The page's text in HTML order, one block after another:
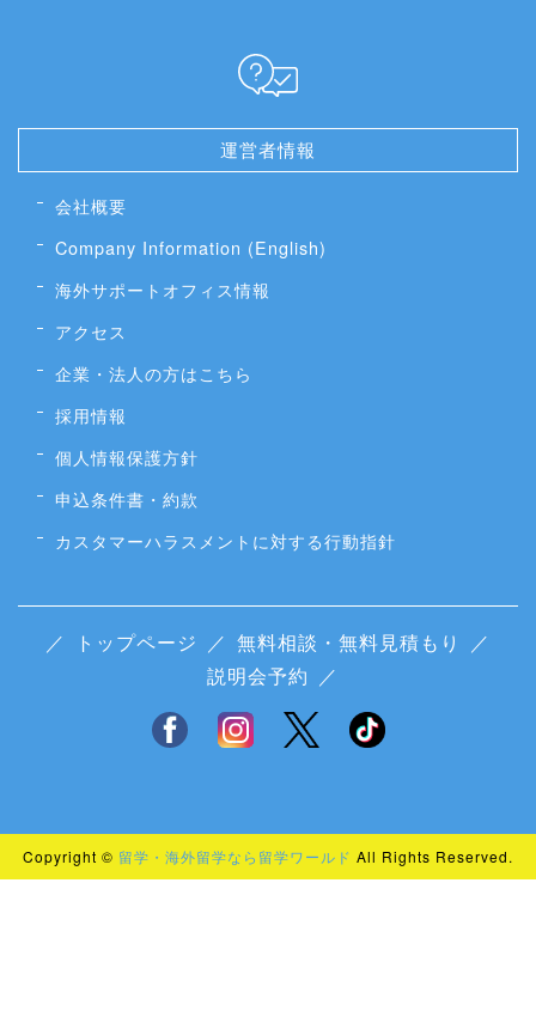
運営者情報
会社概要
Company Information (English)
海外サポートオフィス情報
アクセス
企業・法人の方はこちら
採用情報
個人情報保護方針
申込条件書・約款
カスタマーハラスメントに対する行動指針
／ トップページ ／ 無料相談・無料見積もり
／
説明会予約 ／
Copyright © 留学・海外留学なら留学ワールド All Rights Reserved.